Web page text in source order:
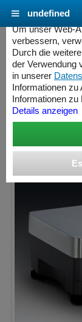
Cookie
Um unser Web-
verbessern,
Durch die
der Verwendung
in unserer
Informationen
Informationen
Details anzeigen
undefined